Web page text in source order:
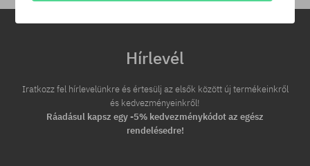
Hírlevél
Iratkozz fel hírlevelünkre és értesülj az elsők között új termékeinkről
és kedvezményeinkről!
Ráadásul kapsz egy -5% kedvezménykódot az egész
rendelésedre!